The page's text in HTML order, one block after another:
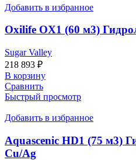
Добавить в избранное
Oxilife OX1 (60 м3)
Sugar Valley
218 893 ₽
В корзину
Сравнить
Быстрый просмотр
Добавить в избранное
Aquascenic HD1 (75 м3)
Cu/Ag